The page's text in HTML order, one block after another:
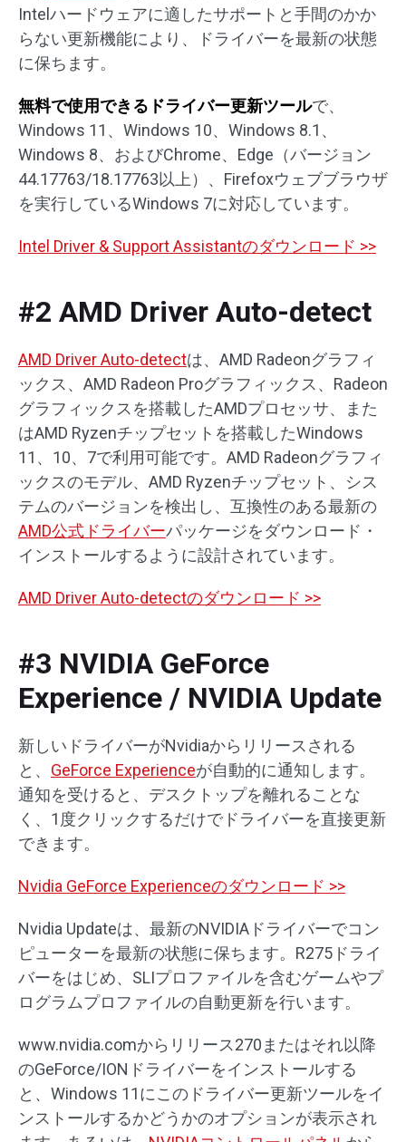
Intelハードウェアに適したサポートと手間のかか
らない更新機能により、ドライバーを最新の状態
に保ちます。
無料で使用できるドライバー更新ツールで、
Windows 11、Windows 10、Windows 8.1、
Windows 8、およびChrome、Edge（バージョン
44.17763/18.17763以上）、Firefoxウェブブラウザ
を実行しているWindows 7に対応しています。
Intel Driver & Support Assistantのダウンロード >>
#2 AMD Driver Auto-detect
AMD Driver Auto-detectは、AMD Radeonグラフィ
ックス、AMD Radeon Proグラフィックス、Radeon
グラフィックスを搭載したAMDプロセッサ、また
はAMD Ryzenチップセットを搭載したWindows
11、10、7で利用可能です。AMD Radeonグラフィ
ックスのモデル、AMD Ryzenチップセット、シス
テムのバージョンを検出し、互換性のある最新の
AMD公式ドライバーパッケージをダウンロード・
インストールするように設計されています。
AMD Driver Auto-detectのダウンロード >>
#3 NVIDIA GeForce
Experience / NVIDIA Update
新しいドライバーがNvidiaからリリースされる
と、 GeForce Experienceが自動的に通知します。
通知を受けると、デスクトップを離れることな
く、1度クリックするだけでドライバーを直接更新
できます。
Nvidia GeForce Experienceのダウンロード >>
Nvidia Updateは、最新のNVIDIAドライバーでコン
ピューターを最新の状態に保ちます。R275ドライ
バーをはじめ、SLIプロファイルを含むゲームやプ
ログラムプロファイルの自動更新を行います。
www.nvidia.comからリリース270またはそれ以降
のGeForce/IONドライバーをインストールする
と、Windows 11にこのドライバー更新ツールをイ
ンストールするかどうかのオプションが表示され